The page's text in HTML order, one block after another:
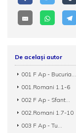
De același autor
001 F Ap - Bucuria...
001.Romani 1.1-6
002 F Ap - Sfant...
002.Romani 1.7-10
003 F Ap - Tu...